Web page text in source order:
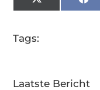
X
(Twitter)
Tags:
Laatste Bericht